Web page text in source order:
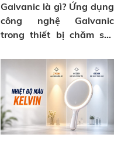
Galvanic là gì? Ứng dụng
công nghệ Galvanic
trong thiết bị chăm sóc